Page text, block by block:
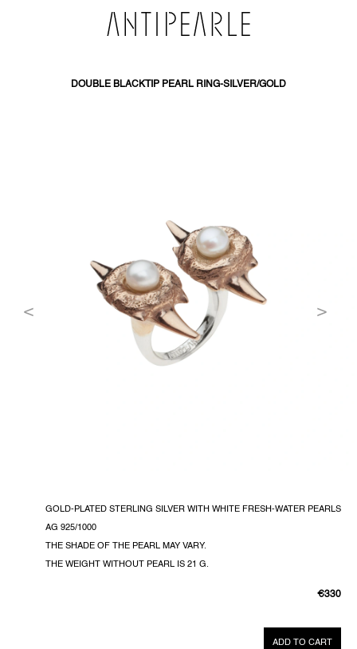
DOUBLE BLACKTIP PEARL RING-SILVER/GOLD
€330
PRICE:
ADD TO CART
GOLD-PLATED STERLING SILVER WITH WHITE FRESH-WATER PEARLS
AG 925/1000
THE SHADE OF THE PEARL MAY VARY.
THE WEIGHT WITHOUT PEARL IS 21 G.